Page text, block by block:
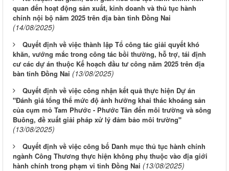
quan đến hoạt động sản xuất, kinh doanh và thủ tục hành
chính nội bộ năm 2025 trên địa bàn tỉnh Đồng Nai
(14/08/2025)
Quyết định về việc thành lập Tổ công tác giải quyết khó
khăn, vướng mắc trong công tác bồi thường, hỗ trợ, tái định
cư các dự án thuộc Kế hoạch đầu tư công năm 2025 trên địa
bàn tỉnh Đồng Nai (13/08/2025)
Quyết định về việc công nhận kết quả thực hiện Dự án
"Đánh giá tổng thể mức độ ảnh hưởng khai thác khoáng sản
của cụm mỏ Tam Phước - Phước Tân đến môi trường và sông
Buông, đề xuất giải pháp xử lý đảm bảo môi trường"
(13/08/2025)
Quyết định về việc công bố Danh mục thủ tục hành chính
ngành Công Thương thực hiện không phụ thuộc vào địa giới
hành chính trong phạm vi tỉnh Đồng Nai (13/08/2025)